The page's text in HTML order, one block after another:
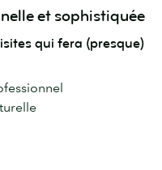
et sophistiquée
qui fera (presque)